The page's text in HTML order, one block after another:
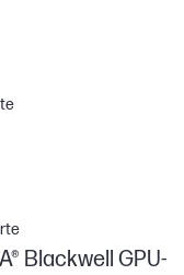
Blackwell GPU-